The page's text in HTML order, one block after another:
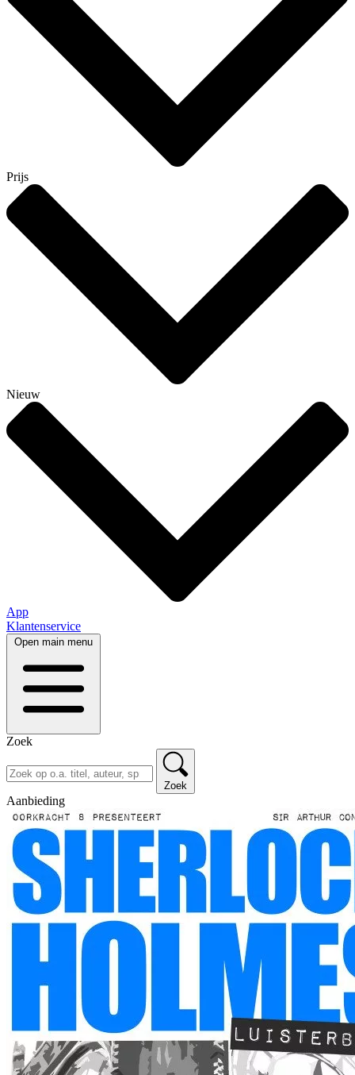
Prijs
Nieuw
App
Klantenservice
Open main menu
Zoek
Zoek
Aanbieding